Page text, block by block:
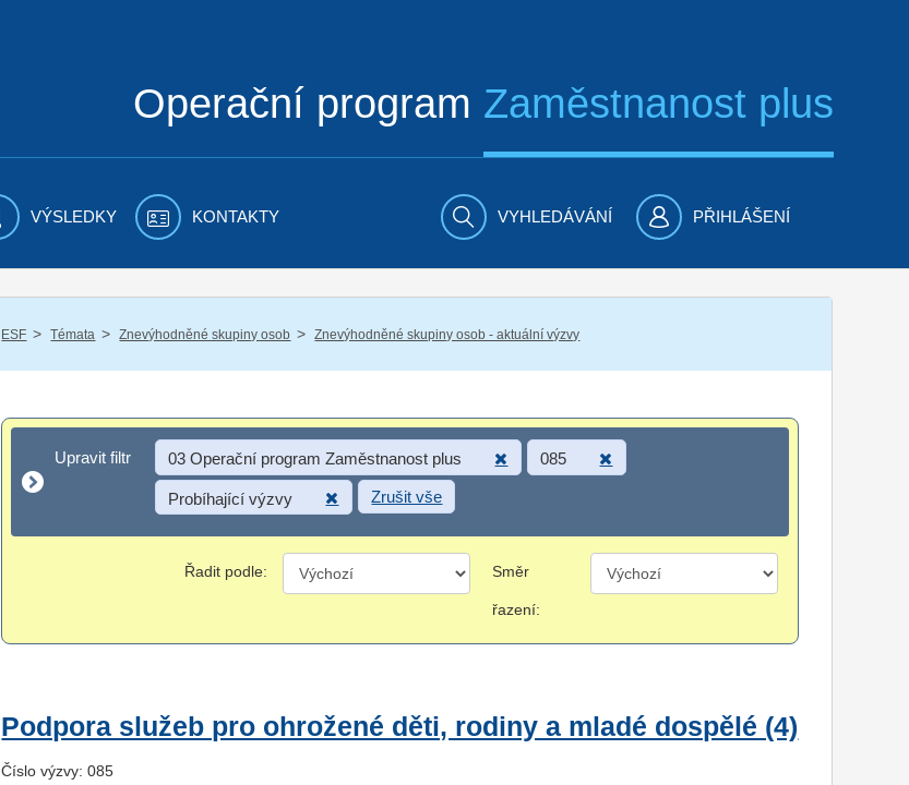
Operační program Zaměstnanost plus
VÝSLEDKY KONTAKTY VYHLEDÁVÁNÍ PŘIHLÁŠENÍ
ESF / Témata / Znevýhodněné skupiny osob / Znevýhodněné skupiny osob - aktuální výzvy
Upravit filtr
Upravit filtr 03 Operační program Zaměstnanost plus 085
Probíhající výzvy Zrušit vše
Řadit podle: Směr
řazení:
Podpora služeb pro ohrožené děti, rodiny a mladé dospělé (4)
Číslo výzvy: 085